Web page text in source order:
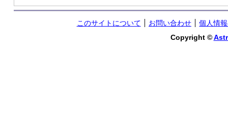
このサイトについて お問い合わせ
個人情
Copyright ©